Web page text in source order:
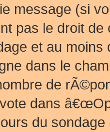
message (si
pas le droit
et au
dans le
de
dans
du